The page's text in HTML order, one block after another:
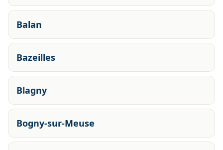
Balan
Bazeilles
Blagny
Bogny-sur-Meuse